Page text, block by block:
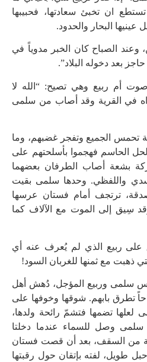
ان تخبئ سعادتها، فحبيبها
البحار والحدود.
وعند الصباح كان الخبر مدوياً في
بعد دخوله البلاد”.
صوت أم ربيع وهي تصيح: “الله لا
في القرية وقد أصاب من سلمى
تحمس الجميع وتفجر غضبهم، وما
الحاسم فهجموا بأسلحتهم على
بشعة أصاب الطرفان بعضهما
واللفظي. وحدها سلمى بقيت
ترتجف أمام فستان عرسها
وقد سِيق إلى الموت مع الآلاف كما
على ربيع الذي لم يُعرف عنه أي
ذهبت مع ثمنها للغربان السود!
سلمى وربيع المؤجل، دُهش أهل
تطرق بابهم. شوقها وخوفها على
لعلها تضمها فتشمّ رائحة ولدها،
وصل للسماء عندما دخلتا
من السقف، بعد أن قصت فستان
طويل، لفته بإتقان حول رقبتها